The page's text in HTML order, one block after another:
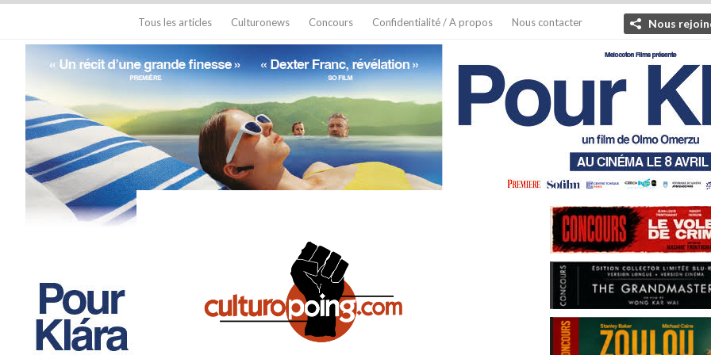
Tous les articles Culturonews Concours Confidentialité / A propos Nous contacter Nous